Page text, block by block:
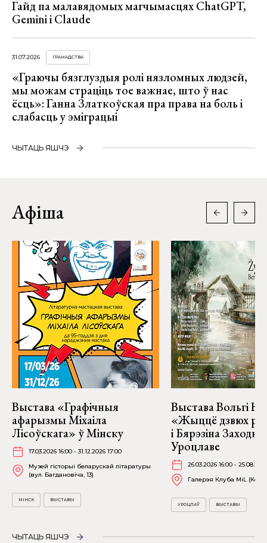
Гайд па малавядомых магчымасцях ChatGPT,
Gemini і Claude
31.07.2026 ГРАМАДСТВА
«Граючы бязглуздыя ролі нязломных людзей,
мы можам страціць тое важнае, што ў нас
ёсць»: Ганна Златкоўская пра права на боль і
слабасць у эміграцыі
ЧЫТАЦЬ ЯШЧЭ
Афіша
Выстава «Графічныя
афарызмы Міхаіла
Лісоўскага» ў Мінску
17.03.2026 16:00 - 31.12.2026 17:00
Музей гісторыі беларускай літаратуры
(вул. Багдановіча, 13)
МІНСК ВЫСТАВЫ
Выстава Вольгі
«Жыццё дзвюх
і Бярэзіна
Уроцлаве
26.03.2026 16:00 -
Галерэя Клуба MiL
УРОЦЛАЎ ВЫСТАВЫ
ЧЫТАЦЬ ЯШЧЭ